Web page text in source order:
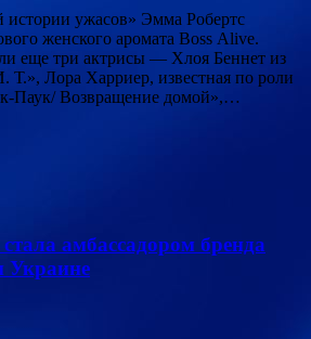
истории ужасов» Эмма Робертс
женского аромата Boss Alive.
еще три актрисы — Хлоя Беннет из
Лора Харриер, известная по роли
Паук/ Возвращение домой»,…
амбассадором бренда
Украине